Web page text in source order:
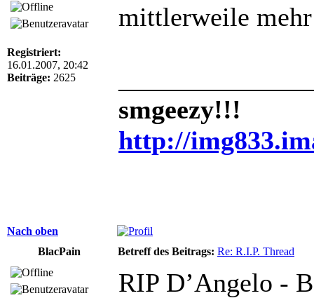
Registriert:
16.01.2007, 20:42
Beiträge: 2625
mittlerweile
smgeezy!!!
http://
Nach oben
BlacPain
Betreff des Beitrags: Re: R.I.P. Thread
RIP D’Angelo -